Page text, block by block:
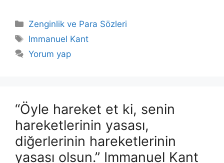
Kategoriler
Zenginlik ve Para Sözleri
Etiketler
Immanuel Kant
Yorum yap
“Öyle hareket et ki, senin
hareketlerinin yasası,
diğerlerinin hareketlerinin
yasası olsun.” Immanuel Kant